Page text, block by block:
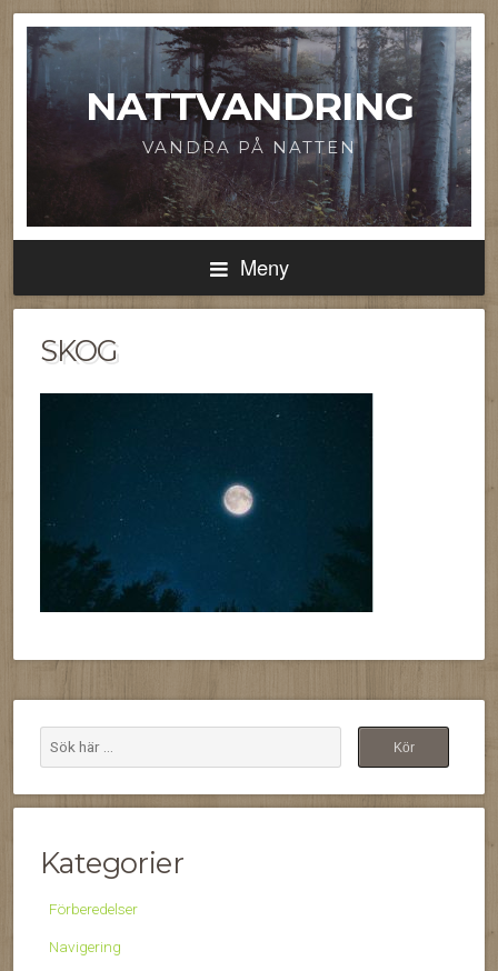
NATTVANDRING
VANDRA PÅ NATTEN
Meny
SKOG
Kategorier
Förberedelser
Navigering